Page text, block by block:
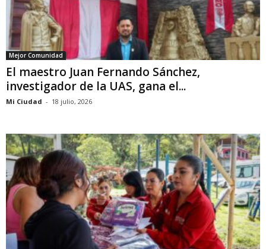
Mejor Comunidad
El maestro Juan Fernando Sánchez,
investigador de la UAS, gana el...
Mi Ciudad - 18 julio, 2026